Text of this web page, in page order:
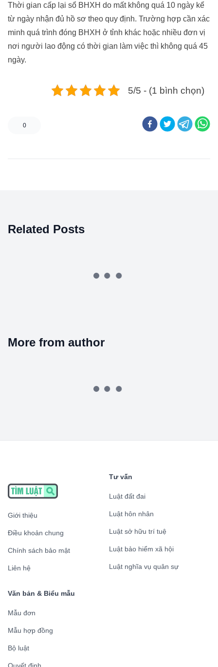
Thời gian cấp lại sổ BHXH do mất không quá 10 ngày kể
từ ngày nhận đủ hồ sơ theo quy định. Trường hợp cần xác
minh quá trình đóng BHXH ở tỉnh khác hoặc nhiều đơn vị
nơi người lao động có thời gian làm việc thì không quá 45
ngày.
5/5 - (1 bình chọn)
0
Related Posts
More from author
Giới thiệu
Điều khoản chung
Chính sách bảo mật
Liên hệ
Tư vấn
Luật đất đai
Luật hôn nhân
Luật sở hữu trí tuệ
Luật bảo hiểm xã hội
Luật nghĩa vụ quân sự
Văn bản & Biểu mẫu
Mẫu đơn
Mẫu hợp đồng
Bộ luật